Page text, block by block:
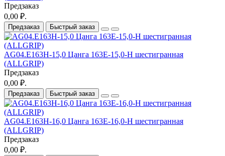
Предзаказ
0,00 ₽.
Предзаказ Быстрый заказ
AG04.E163H-15,0 Цанга 163E-15,0-H шестигранная
(ALLGRIP)
Предзаказ
0,00 ₽.
Предзаказ Быстрый заказ
AG04.E163H-16,0 Цанга 163E-16,0-H шестигранная
(ALLGRIP)
Предзаказ
0,00 ₽.